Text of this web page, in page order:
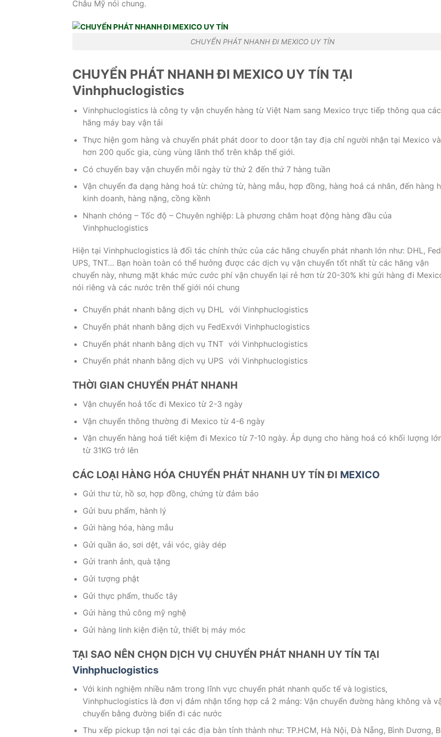
Châu Mỹ nói chung.
CHUYỂN PHÁT NHANH ĐI MEXICO UY TÍN
CHUYỂN PHÁT NHANH ĐI MEXICO UY TÍN TẠI
Vinhphuclogistics
Vinhphuclogistics là công ty vận chuyển hàng từ Việt Nam sang Mexico trực tiếp thông qua các
hãng máy bay vận tải
Thực hiện gom hàng và chuyển phát phát door to door tận tay địa chỉ người nhận tại Mexico và
hơn 200 quốc gia, cùng vùng lãnh thổ trên khắp thế giới.
Có chuyến bay vận chuyển mỗi ngày từ thứ 2 đến thứ 7 hàng tuần
Vận chuyển đa dạng hàng hoá từ: chứng từ, hàng mẫu, hợp đồng, hàng hoá cá nhân, đến hàng
kinh doanh, hàng nặng, cồng kềnh
Nhanh chóng – Tốc độ – Chuyên nghiệp: Là phương châm hoạt động hàng đầu của
Vinhphuclogistics
Hiện tại Vinhphuclogistics là đối tác chính thức của các hãng chuyển phát nhanh lớn như: DHL,
UPS, TNT… Bạn hoàn toàn có thể hưởng được các dịch vụ vận chuyển tốt nhất từ các hãng vận
chuyển này, nhưng mặt khác mức cước phí vận chuyển lại rẻ hơn từ 20-30% khi gửi hàng đi
nói riêng và các nước trên thế giới nói chung
Chuyển phát nhanh bằng dịch vụ DHL với Vinhphuclogistics
Chuyển phát nhanh bằng dịch vụ FedExvới Vinhphuclogistics
Chuyển phát nhanh bằng dịch vụ TNT với Vinhphuclogistics
Chuyển phát nhanh bằng dịch vụ UPS với Vinhphuclogistics
THỜI GIAN CHUYỂN PHÁT NHANH
Vận chuyển hoả tốc đi Mexico từ 2-3 ngày
Vận chuyển thông thường đi Mexico từ 4-6 ngày
Vận chuyển hàng hoá tiết kiệm đi Mexico từ 7-10 ngày. Áp dụng cho hàng hoá có khối lượng
từ 31KG trở lên
CÁC LOẠI HÀNG HÓA CHUYỂN PHÁT NHANH UY TÍN ĐI MEXICO
Gửi thư từ, hồ sơ, hợp đồng, chứng từ đảm bảo
Gửi bưu phẩm, hành lý
Gửi hàng hóa, hàng mẫu
Gửi quần áo, sơi dệt, vải vóc, giày dép
Gửi tranh ảnh, quà tặng
Gửi tượng phật
Gửi thực phẩm, thuốc tây
Gửi hàng thủ công mỹ nghệ
Gửi hàng linh kiện điện tử, thiết bị máy móc
TẠI SAO NÊN CHỌN DỊCH VỤ CHUYỂN PHÁT NHANH UY TÍN TẠI
Vinhphuclogistics
Với kinh nghiệm nhiều năm trong lĩnh vực chuyển phát nhanh quốc tế và logistics,
Vinhphuclogistics là đơn vị đảm nhận tổng hợp cả 2 mảng: Vận chuyển đường hàng không và
chuyển bằng đường biển đi các nước
Thu xếp pickup tận nơi tại các địa bàn tỉnh thành như: TP.HCM, Hà Nội, Đà Nẵng, Bình Dương,